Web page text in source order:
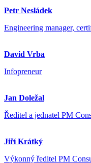
Petr Nesládek
Engineering manager,
David Vrba
Infopreneur
Jan Doležal
Ředitel a jednatel PM
Jiří Krátký
Výkonný ředitel PM